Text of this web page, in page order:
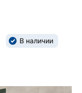
В наличии